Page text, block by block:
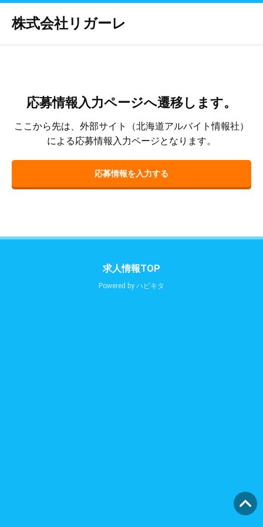
株式会社リガーレ
応募情報入力ページへ遷移します。
ここから先は、外部サイト（北海道アルバイト情報社）
による応募情報入力ページとなります。
応募情報を入力する
求人情報TOP
Powered by ハピキタ